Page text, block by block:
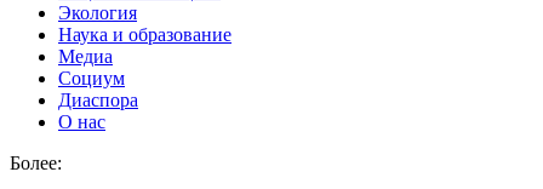
Экология
Наука и образование
Медиа
Социум
Диаспора
О нас
Более: